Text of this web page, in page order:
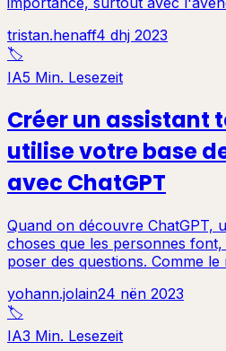
tristan.henaff4 dhj 2023
🏷️
IA5 Min. Lesezeit
Créer un assistant
utilise votre base
avec ChatGPT
Quand on découvre ChatGPT,
choses que les personnes
poser des questions. Comme le
yohann.jolain24 nën 2023
🏷️
IA3 Min. Lesezeit